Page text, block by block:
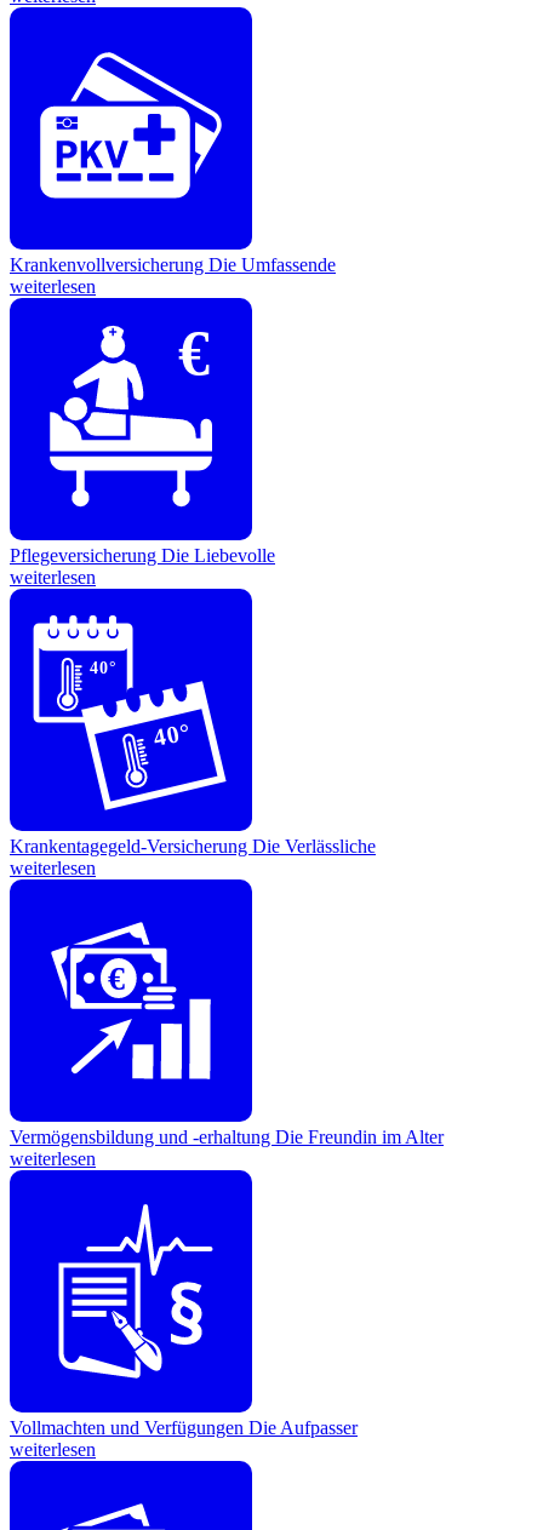
Krankenvollversicherung Die Umfassende
weiterlesen
€
Pflegeversicherung Die Liebevolle
weiterlesen
40°
40°
Krankentagegeld-Versicherung Die Verlässliche
weiterlesen
€
Vermögensbildung und -erhaltung Die Freundin im Alter
weiterlesen
Vollmachten und Verfügungen Die Aufpasser
weiterlesen